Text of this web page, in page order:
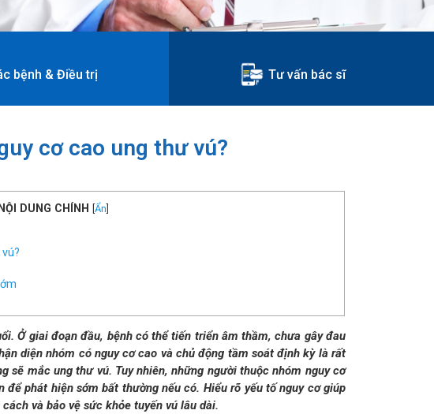
bệnh & Điều trị Tư vấn bác sĩ
cơ cao ung thư vú?
NỘI DUNG CHÍNH Ẩn
Ở giai đoạn đầu, bệnh có thể tiến triển âm thầm, chưa gây đau
diện nhóm có nguy cơ cao và chủ động tầm soát định kỳ là rất
sẽ mắc ung thư vú. Tuy nhiên, những người thuộc nhóm nguy cơ
phát hiện sớm bất thường nếu có. Hiểu rõ yếu tố nguy cơ giúp
và bảo vệ sức khỏe tuyến vú lâu dài.